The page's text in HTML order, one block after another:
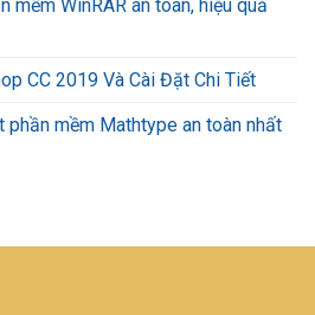
mềm WinRAR an toàn, hiệu quả
CC 2019 Và Cài Đặt Chi Tiết
mềm Mathtype an toàn nhất